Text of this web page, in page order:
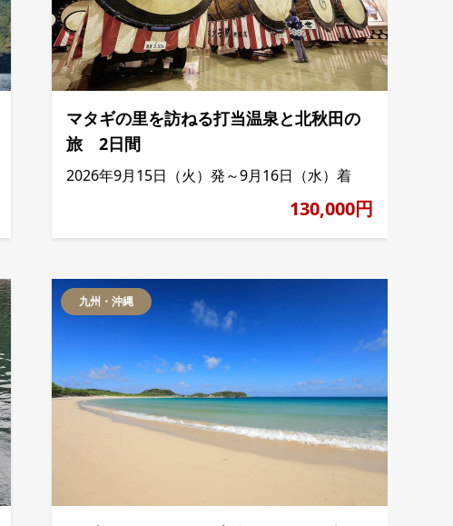
マタギの里を訪ねる打当温泉と北秋田の
旅 2日間
2026年9月15日（火）発～9月16日（水）着
130,000円
九州・沖縄